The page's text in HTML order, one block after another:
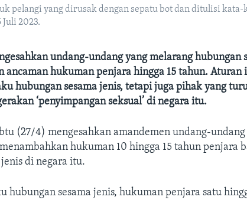
pelangi yang dirusak dengan sepatu bot dan ditulisi
2023.
undang-undang yang melarang hubungan
ancaman hukuman penjara hingga 15 tahun.
hubungan sesama jenis, tetapi juga pihak yang
‘penyimpangan seksual’ di negara itu.
(27/4) mengesahkan amandemen undang-
hukuman 10 hingga 15 tahun penjara
di negara itu.
hubungan sesama jenis, hukuman penjara satu